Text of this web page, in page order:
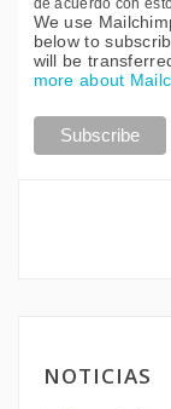
de acuerdo con
We use
below to
will be
more about
NOTICIAS